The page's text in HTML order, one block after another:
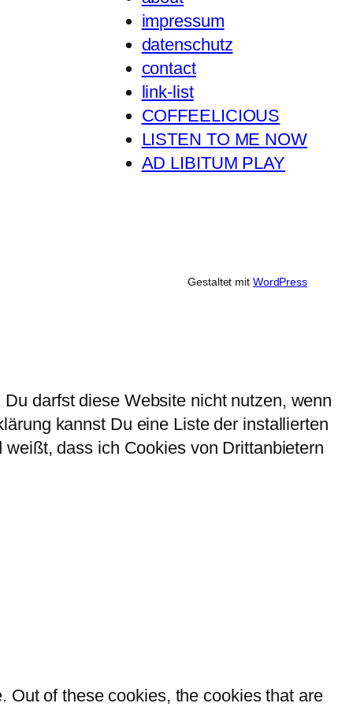
impressum
datenschutz
contact
link-list
COFFEELICIOUS
LISTEN TO ME NOW
AD LIBITUM PLAY
Gestaltet mit WordPress
darfst diese Website nicht nutzen, wenn
kannst Du eine Liste der installierten
dass ich Cookies von Drittanbietern
Out of these cookies, the cookies that are